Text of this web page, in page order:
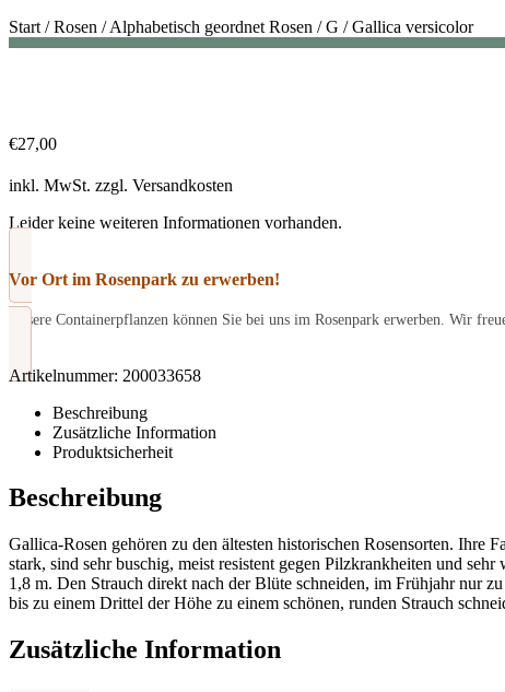
Start /Rosen /Alphabetisch geordnet Rosen /G /Gallica versicolor
€27,00
inkl. MwSt. zzgl. Versandkosten
Leider keine weiteren Informationen vorhanden.
Vor Ort im Rosenpark zu erwerben!
Unsere Containerpflanzen können Sie bei uns im Rosenpark erwerben. Wir
Artikelnummer: 200033658
Beschreibung
Zusätzliche Information
Produktsicherheit
Beschreibung
Gallica-Rosen gehören zu den ältesten historischen Rosensorten. Ihre
stark, sind sehr buschig, meist resistent gegen Pilzkrankheiten und
1,8 m. Den Strauch direkt nach der Blüte schneiden, im Frühjahr nur
bis zu einem Drittel der Höhe zu einem schönen, runden Strauch
Zusätzliche Information